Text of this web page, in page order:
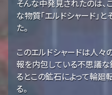
そんな中発見されたのは
な物質「エルドシャード」
た。
このエルドシャードは人
報を内包している不思議
るとこの鉱石によって輪廻
る。